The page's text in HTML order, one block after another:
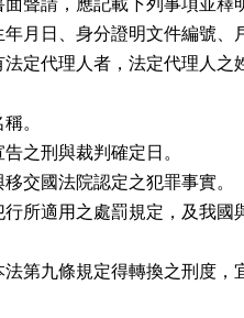
聲請，應記載下列事項並釋
月日、身分證明文件編號、
法定代理人者，法定代理人之
。
之刑與裁判確定日。
交國法院認定之犯罪事實。
所適用之處罰規定，及我國
第九條規定得轉換之刑度，